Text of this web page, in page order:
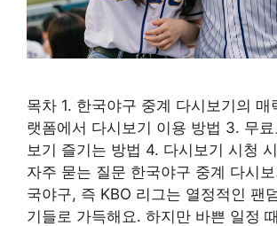
목차 1. 한국야구 중계 다시보기의 매
랫폼에서 다시보기 이용 방법 3. 무료
보기 즐기는 방법 4. 다시보기 시청
자주 묻는 질문 한국야구 중계 다시
국야구, 즉 KBO 리그는 열정적인 팬
기들로 가득해요. 하지만 바쁜 일정